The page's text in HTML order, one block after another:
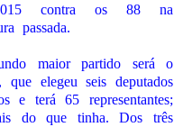
contra os 88 na
passada.
maior partido será o
que elegeu seis deputados
e terá 65 representantes;
do que tinha. Dos três